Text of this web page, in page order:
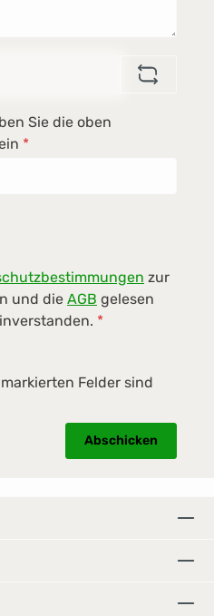
Sie die oben
*
zur
und die AGB gelesen
*
Felder sind
Abschicken